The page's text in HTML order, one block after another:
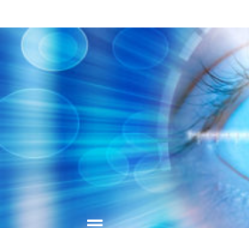
to
contentvinivida.lk